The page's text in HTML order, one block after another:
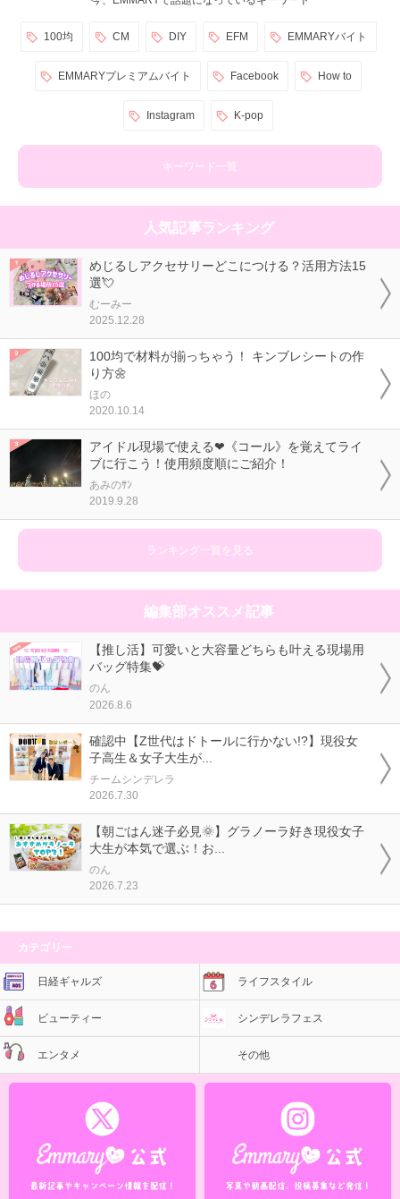
100均 CM DIY EFM EMMARYバイト
EMMARYプレミアムバイト Facebook How to
Instagram K-pop
キーワード一覧
人気記事ランキング
めじるしアクセサリーどこにつける？活用方法15
選💘
むーみー
2025.12.28
100均で材料が揃っちゃう！ キンブレシートの作
り方🌼
ほの
2020.10.14
アイドル現場で使える❤《コール》を覚えてライ
ブに行こう！使用頻度順にご紹介！
あみのｻﾝ
2019.9.28
ランキング一覧を見る
編集部オススメ記事
【推し活】可愛いと大容量どちらも叶える現場用
バッグ特集💝
のん
2026.8.6
確認中【Z世代はドトールに行かない!?】現役女
子高生＆女子大生が...
チームシンデレラ
2026.7.30
【朝ごはん迷子必見🌞】グラノーラ好き現役女子
大生が本気で選ぶ！お...
のん
2026.7.23
カテゴリー
日経ギャルズ ライフスタイル
ビューティー シンデレラフェス
エンタメ その他